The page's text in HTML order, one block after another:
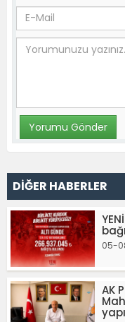
DİĞER HABERLER
05-
AK